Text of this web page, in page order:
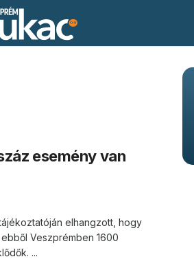
esemény van
elhangzott, hogy
Veszprémben 1600
...